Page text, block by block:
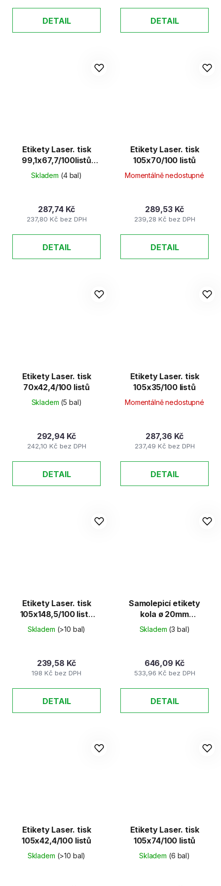
DETAIL DETAIL
Etikety Laser. tisk
99,1x67,7/100listů
UTILITY
Skladem (4 bal)
237,80 Kč bez DPH
287,74 Kč
DETAIL
Etikety Laser. tisk
105x70/100 listů
Momentálně nedostupné
239,28 Kč bez DPH
289,53 Kč
DETAIL
Etikety Laser. tisk
70x42,4/100 listů
Skladem (5 bal)
242,10 Kč bez DPH
292,94 Kč
DETAIL
Etikety Laser. tisk
105x35/100 listů
Momentálně nedostupné
237,49 Kč bez DPH
287,36 Kč
DETAIL
Etikety Laser. tisk
105x148,5/100 listů
80g/m2
Skladem (>10 bal)
198 Kč bez DPH
239,58 Kč
DETAIL
Samolepicí etikety
kola ø 20mm
žluté/100listů
Skladem (3 bal)
533,96 Kč bez DPH
646,09 Kč
DETAIL
Etikety Laser. tisk
105x42,4/100 listů
Skladem (>10 bal)
Etikety Laser. tisk
105x74/100 listů
Skladem (6 bal)